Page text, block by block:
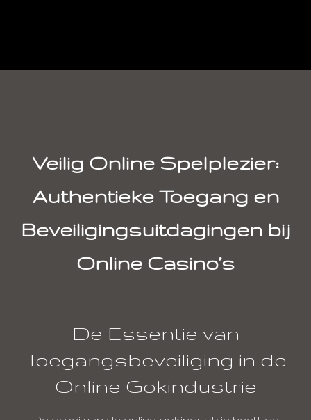
Veilig Online Spelplezier:
Authentieke Toegang en
Beveiligingsuitdagingen bij
Online Casino’s
De Essentie van
Toegangsbeveiliging in de
Online Gokindustrie